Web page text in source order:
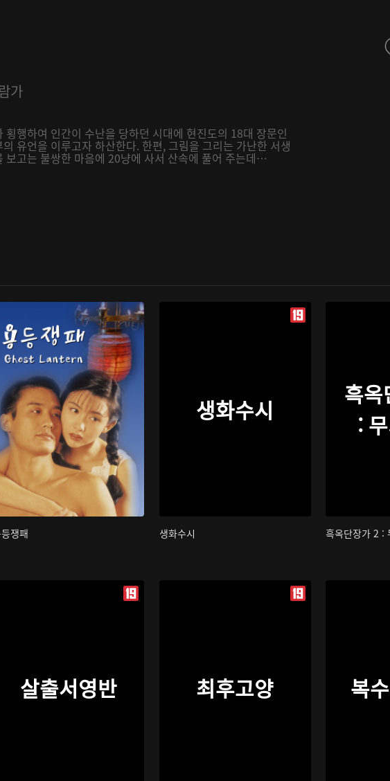
가
행하여 인간이 수난을 당하던 시대에 현진도의 18대 장문인
유언을 이루고자 하산한다. 한편, 그림을 그리는 가난한 서생
보고는 불쌍한 마음에 20냥에 사서 산속에 풀어 주는데…
쟁패
생화수시
생화수시
흑
:
흑옥단장가 2 :
살출서영반 최후고양 복